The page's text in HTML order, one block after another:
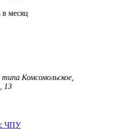
месяц
типа Комсомольское,
13
с ЧПУ